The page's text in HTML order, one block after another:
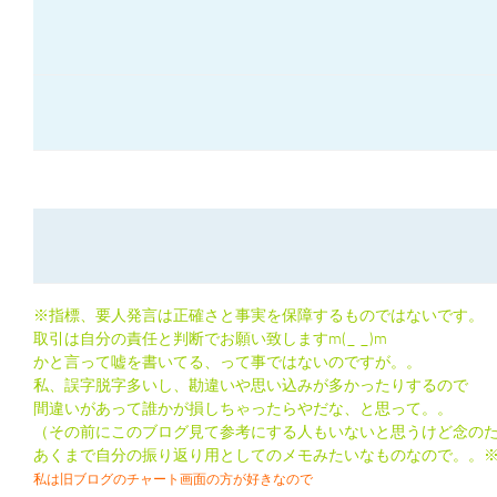
※指標、要人発言は正確さと事実を保障するものではないです。
取引は自分の責任と判断でお願い致しますm(_ _)m
かと言って嘘を書いてる、って事ではないのですが。。
私、誤字脱字多いし、勘違いや思い込みが多かったりするので
間違いがあって誰かが損しちゃったらやだな、と思って。。
（その前にこのブログ見て参考にする人もいないと思うけど念のた
あくまで自分の振り返り用としてのメモみたいなものなので。。※
私は旧ブログのチャート画面の方が好きなので